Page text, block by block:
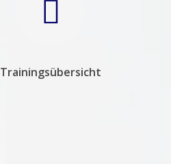
Trainingsübersicht